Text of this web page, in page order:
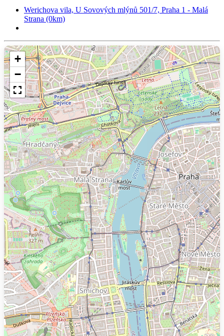
Werichova vila, U Sovových mlýnů 501/7, Praha 1 - Malá
Strana (0km)
+
−